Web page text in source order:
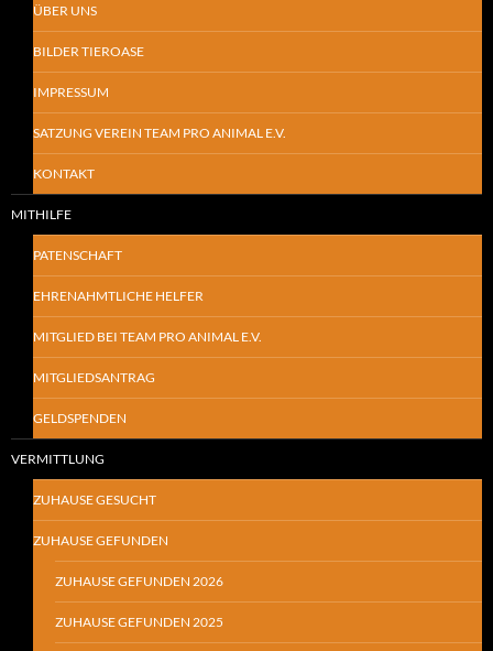
ÜBER UNS
BILDER TIEROASE
IMPRESSUM
SATZUNG VEREIN TEAM PRO ANIMAL E.V.
KONTAKT
MITHILFE
PATENSCHAFT
EHRENAHMTLICHE HELFER
MITGLIED BEI TEAM PRO ANIMAL E.V.
MITGLIEDSANTRAG
GELDSPENDEN
VERMITTLUNG
ZUHAUSE GESUCHT
ZUHAUSE GEFUNDEN
ZUHAUSE GEFUNDEN 2026
ZUHAUSE GEFUNDEN 2025